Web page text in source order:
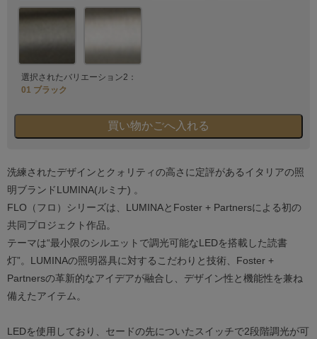
選択されたバリエーション2：
01 ブラック
洗練されたデザインとクォリティの高さに定評があるイタリアの照
明ブランドLUMINA(ルミナ) 。
FLO（フロ）シリーズは、LUMINAとFoster + Partnersによる初の
共同プロジェクト作品。
テーマは“最小限のシルエットで調光可能なLEDを搭載した読書
灯”。LUMINAの照明器具に対するこだわりと技術、Foster +
Partnersの革新的なアイデアが融合し、デザイン性と機能性を兼ね
備えたアイテム。
LEDを使用しており、セードの先についたスイッチで2段階調光が可